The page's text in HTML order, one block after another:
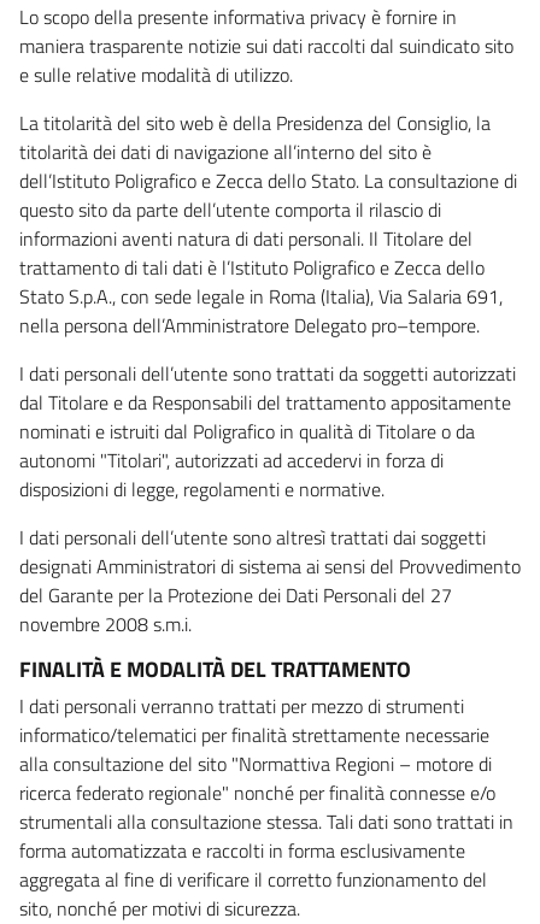
Lo scopo della presente informativa privacy è fornire in
maniera trasparente notizie sui dati raccolti dal suindicato sito
e sulle relative modalità di utilizzo.
La titolarità del sito web è della Presidenza del Consiglio, la
titolarità dei dati di navigazione all’interno del sito è
dell’Istituto Poligrafico e Zecca dello Stato. La consultazione di
questo sito da parte dell’utente comporta il rilascio di
informazioni aventi natura di dati personali. Il Titolare del
trattamento di tali dati è l’Istituto Poligrafico e Zecca dello
Stato S.p.A., con sede legale in Roma (Italia), Via Salaria 691,
nella persona dell’Amministratore Delegato pro–tempore.
I dati personali dell’utente sono trattati da soggetti autorizzati
dal Titolare e da Responsabili del trattamento appositamente
nominati e istruiti dal Poligrafico in qualità di Titolare o da
autonomi "Titolari", autorizzati ad accedervi in forza di
disposizioni di legge, regolamenti e normative.
I dati personali dell’utente sono altresì trattati dai soggetti
designati Amministratori di sistema ai sensi del Provvedimento
del Garante per la Protezione dei Dati Personali del 27
novembre 2008 s.m.i.
FINALITÀ E MODALITÀ DEL TRATTAMENTO
I dati personali verranno trattati per mezzo di strumenti
informatico/telematici per finalità strettamente necessarie
alla consultazione del sito "Normattiva Regioni – motore di
ricerca federato regionale" nonché per finalità connesse e/o
strumentali alla consultazione stessa. Tali dati sono trattati in
forma automatizzata e raccolti in forma esclusivamente
aggregata al fine di verificare il corretto funzionamento del
sito, nonché per motivi di sicurezza.